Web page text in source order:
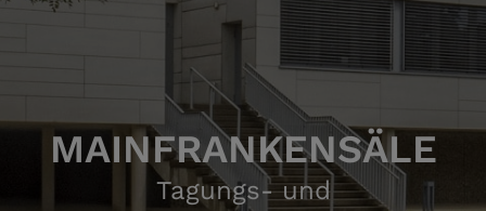
MAINFRANKENSÄLE
Tagungs- und